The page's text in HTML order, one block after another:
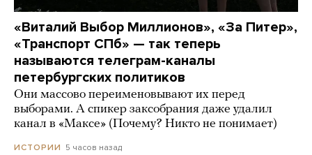
«Виталий Выбор Миллионов», «За Питер»,
«Транспорт СПб» — так теперь
называются телеграм-каналы
петербургских политиков
Они массово переименовывают их перед
выборами. А спикер заксобрания даже удалил
канал в «Максе» (Почему? Никто не понимает)
ИСТОРИИ 5 часов назад